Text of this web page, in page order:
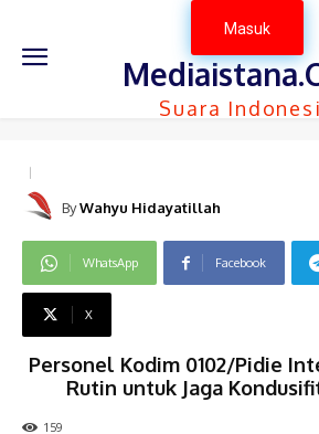
Masuk
Suara
ByWahyu Hidayatillah
WhatsApp Facebook
X
Personel Kodim 0102/Pidie
Rutin untuk Jaga
159